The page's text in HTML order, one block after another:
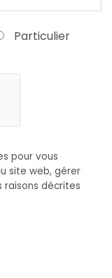
Particulier
pour vous
site web, gérer
raisons décrites